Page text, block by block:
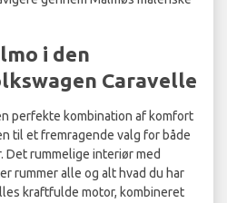
i den
Caravelle
perfekte kombination af komfort
til et fremragende valg for både
Det rummelige interiør med
rummer alle og alt hvad du har
kraftfulde motor, kombineret